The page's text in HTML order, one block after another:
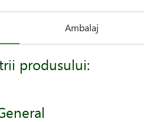
Ambalaj
produsului: